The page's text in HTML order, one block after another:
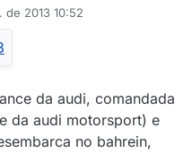
de 2013 10:52
da audi, comandada
da audi motorsport) e
no bahrein,